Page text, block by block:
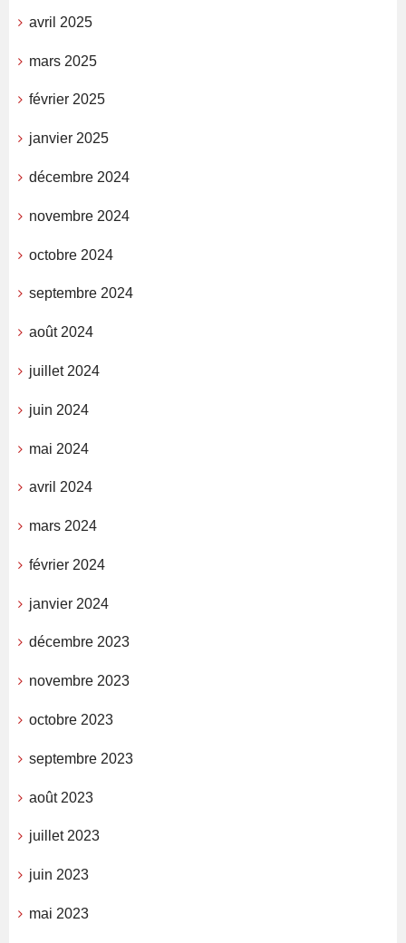
avril 2025
mars 2025
février 2025
janvier 2025
décembre 2024
novembre 2024
octobre 2024
septembre 2024
août 2024
juillet 2024
juin 2024
mai 2024
avril 2024
mars 2024
février 2024
janvier 2024
décembre 2023
novembre 2023
octobre 2023
septembre 2023
août 2023
juillet 2023
juin 2023
mai 2023